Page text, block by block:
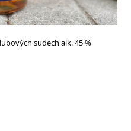
sudech alk. 45 %